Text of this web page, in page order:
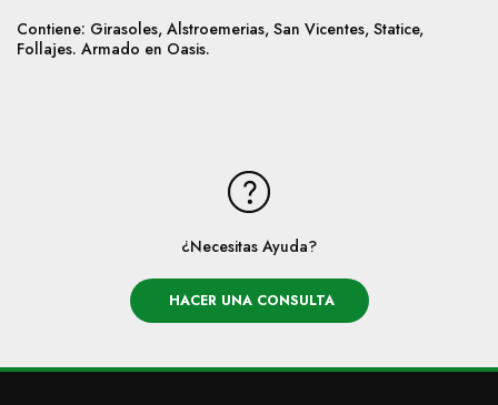
Contiene: Girasoles, Alstroemerias, San Vicentes, Statice,
Follajes. Armado en Oasis.
¿Necesitas Ayuda?
HACER UNA CONSULTA